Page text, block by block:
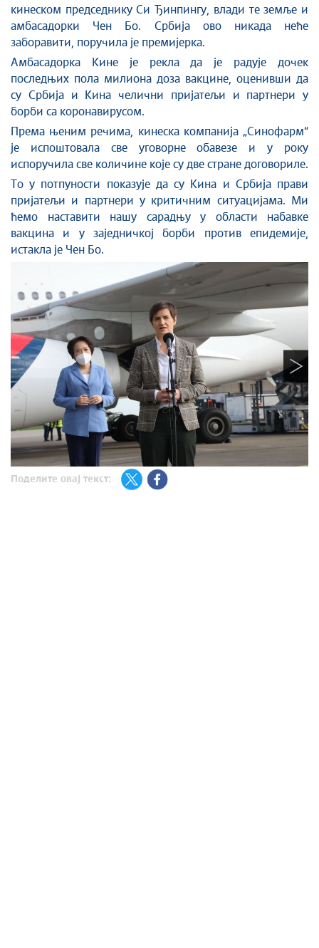
кинеском председнику Си Ђинпингу, влади те земље и
амбасадорки Чен Бо. Србија ово никада неће
заборавити, поручила је премијерка.
Амбасадорка Кине је рекла да је радује дочек
последњих пола милиона доза вакцине, оценивши да
су Србија и Кина челични пријатељи и партнери у
борби са коронавирусом.
Према њеним речима, кинеска компанија „Синофарм“
је испоштовала све уговорне обавезе и у року
испоручила све количине које су две стране договориле.
То у потпуности показује да су Кина и Србија прави
пријатељи и партнери у критичним ситуацијама. Ми
ћемо наставити нашу сарадњу у области набавке
вакцина и у заједничкој борби против епидемије,
истакла је Чен Бо.
Поделите овај текст: